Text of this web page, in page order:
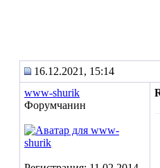
16.12.2021, 15:14
www-shurik
Форумчанин